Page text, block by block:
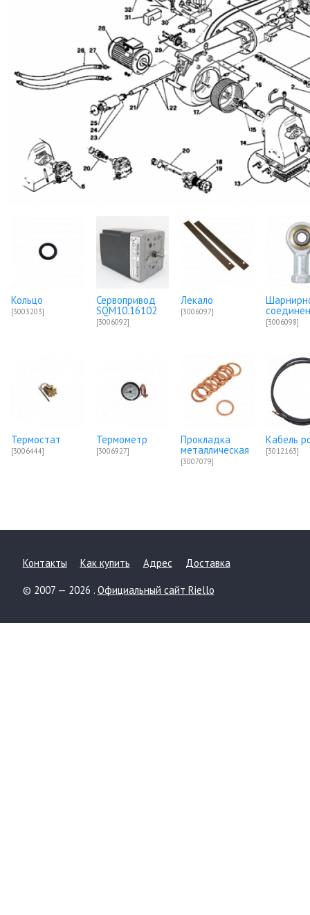
Кольцо
[3003203]
Сервопривод
SQM10.16102
[3006092]
Лекало
[3006097]
[3006098]
Термостат
[3006444]
Термометр
[3006927]
Прокладка
металлическая
[3007079]
Кабель
[3012163]
Контакты Как купить Адрес Доставка
© 2007 — 2026 . Официальный сайт Riello